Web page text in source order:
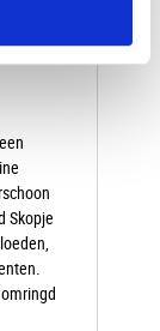
Skopje